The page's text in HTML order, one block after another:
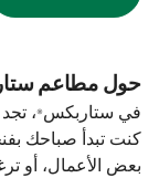
حول مطاعم
في ستاربكس®،
كنت تبدأ صباحك
بعض الأعمال، أو